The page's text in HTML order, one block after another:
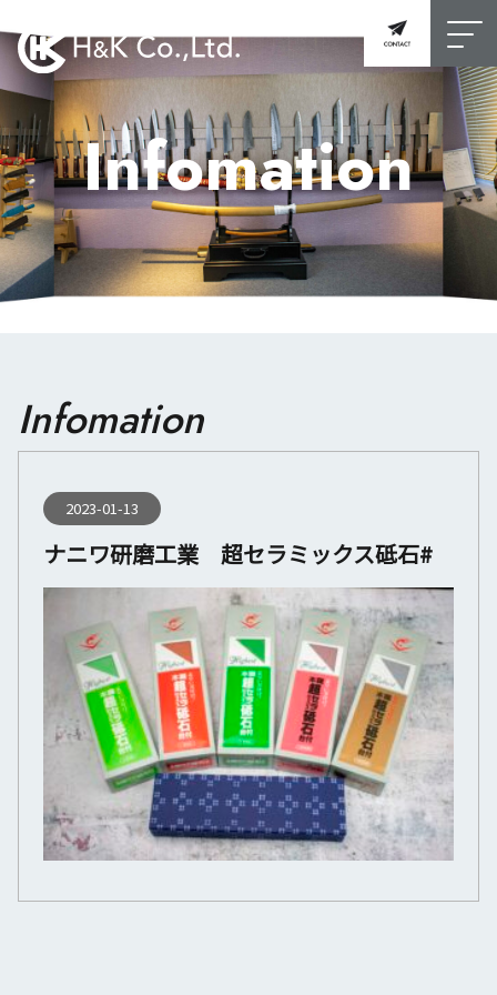
Infomation
Infomation
2023-01-13
ナニワ研磨工業 超セラミックス砥石#